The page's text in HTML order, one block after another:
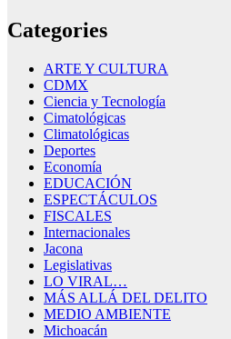
Categories
ARTE Y CULTURA
CDMX
Ciencia y Tecnología
Cimatológicas
Climatológicas
Deportes
Economía
EDUCACIÓN
ESPECTÁCULOS
FISCALES
Internacionales
Jacona
Legislativas
LO VIRAL…
MÁS ALLÁ DEL DELITO
MEDIO AMBIENTE
Michoacán